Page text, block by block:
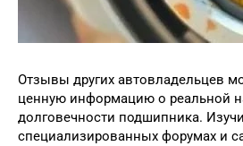
Отзывы других автовладельцев
ценную информацию о реальной
долговечности подшипника.
специализированных форумах и